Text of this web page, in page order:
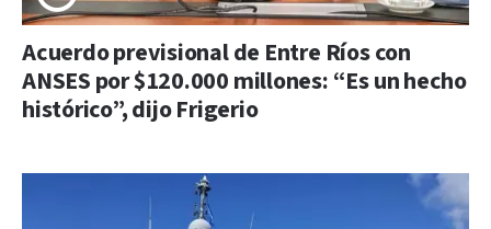
Acuerdo previsional de Entre Ríos con
ANSES por $120.000 millones: “Es un hecho
histórico”, dijo Frigerio